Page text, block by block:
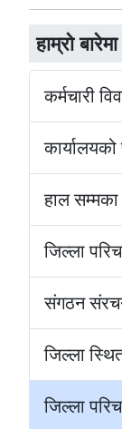
हाम्रो बारेमा
कर्मचारी
हाल
जिल्ला
संगठन
जिल्ला
जिल्ला